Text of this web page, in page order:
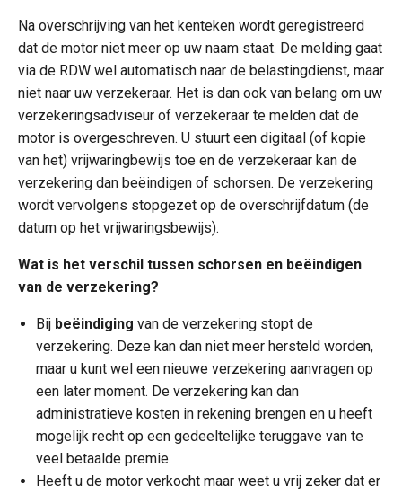
Na overschrijving van het kenteken wordt geregistreerd
dat de motor niet meer op uw naam staat. De melding gaat
via de RDW wel automatisch naar de belastingdienst, maar
niet naar uw verzekeraar. Het is dan ook van belang om uw
verzekeringsadviseur of verzekeraar te melden dat de
motor is overgeschreven. U stuurt een digitaal (of kopie
van het) vrijwaringbewijs toe en de verzekeraar kan de
verzekering dan beëindigen of schorsen. De verzekering
wordt vervolgens stopgezet op de overschrijfdatum (de
datum op het vrijwaringsbewijs).
Wat is het verschil tussen schorsen en beëindigen
van de verzekering?
Bij beëindiging van de verzekering stopt de
verzekering. Deze kan dan niet meer hersteld worden,
maar u kunt wel een nieuwe verzekering aanvragen op
een later moment. De verzekering kan dan
administratieve kosten in rekening brengen en u heeft
mogelijk recht op een gedeeltelijke teruggave van te
veel betaalde premie.
Heeft u de motor verkocht maar weet u vrij zeker dat er